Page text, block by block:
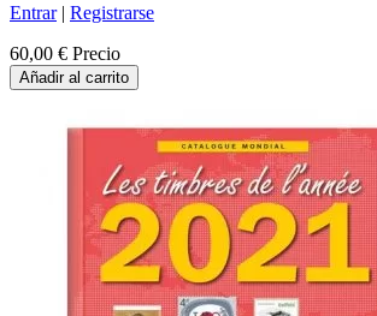
Entrar| Registrarse
60,00 € Precio
Añadir al carrito